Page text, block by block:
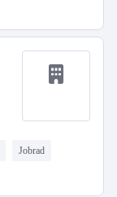
Jobrad